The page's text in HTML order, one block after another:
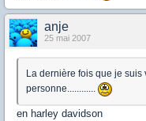
anje
25 mai 2007
La dernière fois que je
personne............
en harley davidson